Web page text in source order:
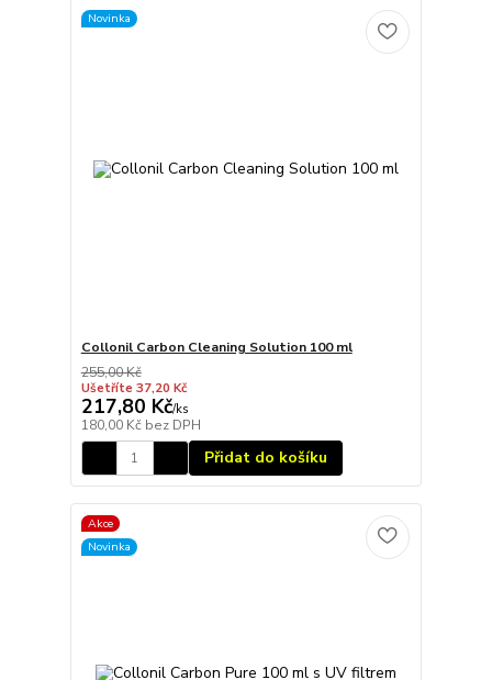
Novinka
Collonil Carbon Cleaning Solution 100 ml
255,00 Kč
Ušetříte 37,20 Kč
217,80 Kč/ks
180,00 Kč bez DPH
Přidat do košíku
Akce
Novinka